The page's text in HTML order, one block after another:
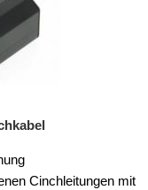
Cinchleitungen mit